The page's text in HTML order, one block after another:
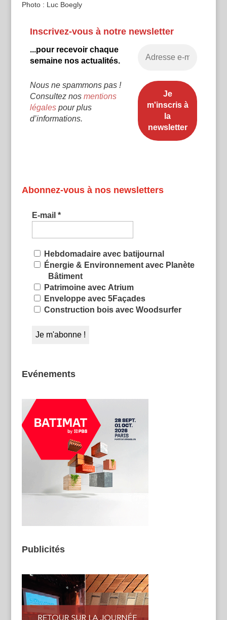
Photo : Luc Boegly
Inscrivez-vous à notre newsletter
...pour recevoir chaque
semaine nos actualités.
Nous ne spammons pas !
Consultez nos mentions
légalespour plus
d’informations.
Abonnez-vous à nos newsletters
E-mail *
Hebdomadaire avec batijournal
Énergie & Environnement avec Planète
Bâtiment
Patrimoine avec Atrium
Enveloppe avec 5Façades
Construction bois avec Woodsurfer
Evénements
Publicités